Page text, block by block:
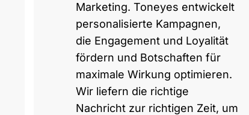
Marketing. Toneyes entwickelt
personalisierte Kampagnen,
die Engagement und Loyalität
fördern und Botschaften für
maximale Wirkung optimieren.
Wir liefern die richtige
Nachricht zur richtigen Zeit, um